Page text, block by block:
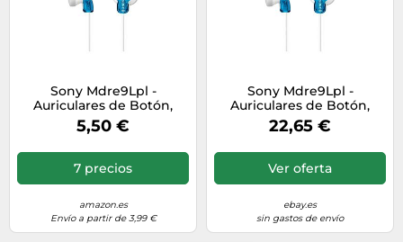
Sony Mdre9Lpl -
Auriculares de Botón,
Blanco y Azul, 5
5,50 €
7 precios
amazon.es
Envío a partir de 3,99 €
Sony Mdre9Lpl -
Auriculares de Botón,
Blanco y Azul, 5 (Paquete
de 2) Blanco y a
22,65 €
Ver oferta
ebay.es
sin gastos de envío